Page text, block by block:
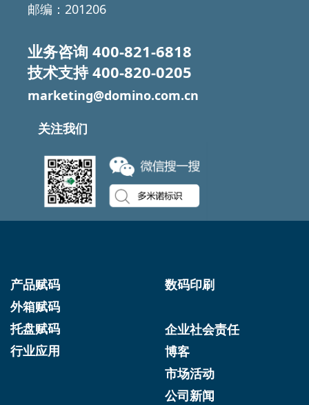
邮编：201206
业务咨询 400-821-6818
技术支持400-820-0205
marketing@domino.com.cn
关注我们
产品赋码
外箱赋码
托盘赋码
行业应用
数码印刷
企业社会责任
博客
市场活动
公司新闻